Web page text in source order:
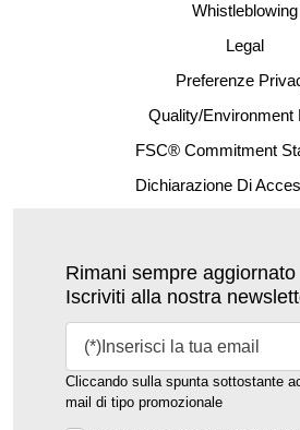
Whistleblowing
Legal
Preferenze
Quality/Environment
FSC® Commitment
Dichiarazione Di
Rimani sempre aggiornato
Iscriviti alla nostra
Cliccando sulla spunta sottostante
mail di tipo promozionale